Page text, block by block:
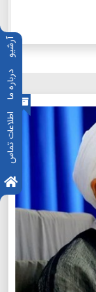
آرشیو
درباره ما
اطلاعات تماس